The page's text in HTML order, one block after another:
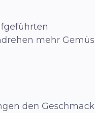
mehr
den